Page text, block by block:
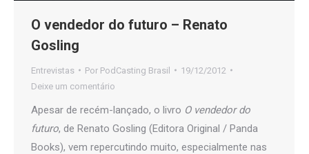
O vendedor do futuro – Renato
Gosling
Entrevistas Por PodCasting Brasil
19/12/2012
Deixe um comentário
Apesar de recém-lançado, o livro O vendedor do
futuro, de Renato Gosling (Editora Original / Panda
Books), vem repercutindo muito, especialmente nas